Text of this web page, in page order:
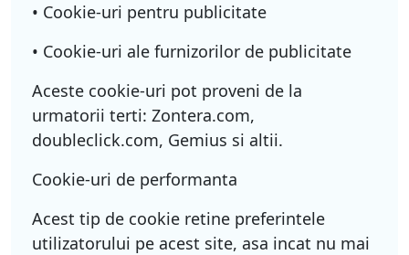
• Cookie-uri pentru publicitate
• Cookie-uri ale furnizorilor de publicitate
Aceste cookie-uri pot proveni de la
urmatorii terti: Zontera.com,
doubleclick.com, Gemius si altii.
Cookie-uri de performanta
Acest tip de cookie retine preferintele
utilizatorului pe acest site, asa incat nu mai